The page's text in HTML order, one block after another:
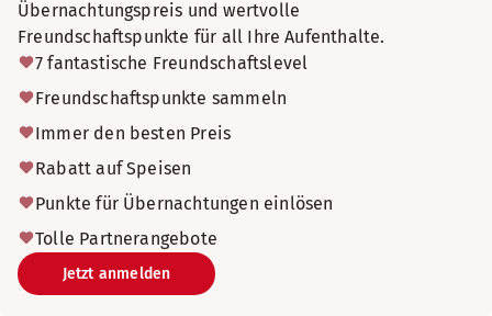
Übernachtungspreis und wertvolle
Freundschaftspunkte für all Ihre Aufenthalte.
7 fantastische Freundschaftslevel
Freundschaftspunkte sammeln
Immer den besten Preis
Rabatt auf Speisen
Punkte für Übernachtungen einlösen
Tolle Partnerangebote
Jetzt anmelden